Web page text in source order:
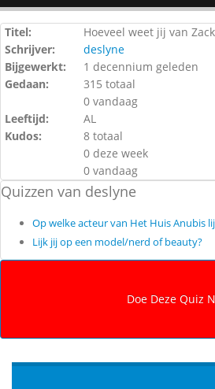
Titel:
Hoeveel weet jij van
Schrijver:
deslyne
Bijgewerkt:
1 decennium geleden
Gedaan:
315 totaal
0 vandaag
Leeftijd:
AL
Kudos:
8 totaal
0 deze week
0 vandaag
Quizzen van deslyne
Op welke acteur van Het Huis Anubis
Lijk jij op een model/nerd of beauty?